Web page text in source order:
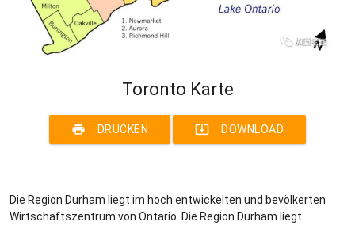
Toronto Karte
print DRUCKEN system_update_alt DOWNLOAD
Die Region Durham liegt im hoch entwickelten und bevölkerten
Wirtschaftszentrum von Ontario. Die Region Durham liegt